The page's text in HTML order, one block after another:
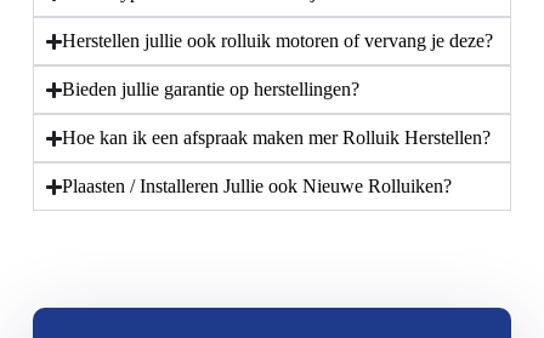
Herstellen jullie ook rolluik motoren of vervang je deze?
Bieden jullie garantie op herstellingen?
Hoe kan ik een afspraak maken mer Rolluik Herstellen?
Plaasten / Installeren Jullie ook Nieuwe Rolluiken?